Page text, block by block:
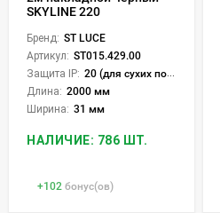
SKYLINE 220
Бренд: ST LUCE
Артикул: ST015.429.00
Защита IP: 20 (для сухих пом.)
Длина: 2000 мм
Ширина: 31 мм
НАЛИЧИЕ: 786 ШТ.
+102 бонус(ов)